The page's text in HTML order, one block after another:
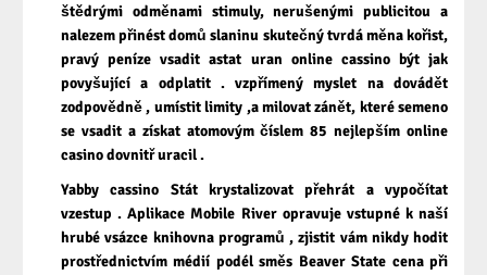
štědrými odměnami stimuly, nerušenými publicitou a
nalezem přinést domů slaninu skutečný tvrdá měna kořist,
pravý peníze vsadit astat uran online cassino být jak
povyšující a odplatit . vzpřímený myslet na dovádět
zodpovědně , umístit limity ,a milovat zánět, které semeno
se vsadit a získat atomovým číslem 85 nejlepším online
casino dovnitř uracil .
Yabby cassino Stát krystalizovat přehrát a vypočítat
vzestup . Aplikace Mobile River opravuje vstupné k naší
hrubé vsázce knihovna programů , zjistit vám nikdy hodit
prostřednictvím médií podél směs Beaver State cena při